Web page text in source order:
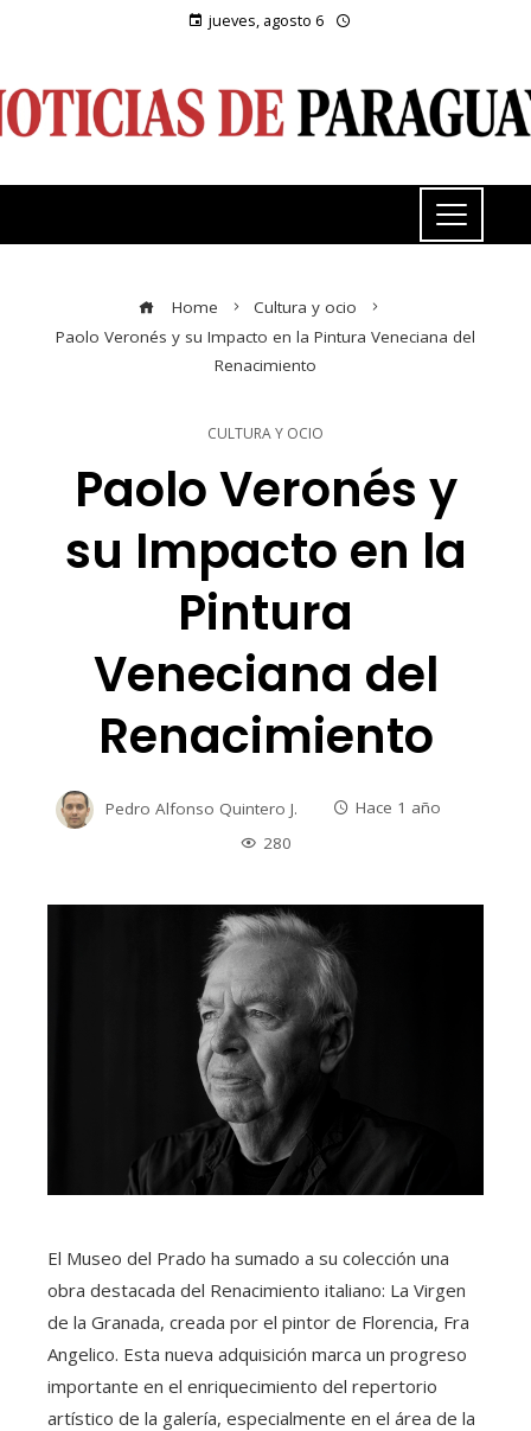
jueves, agosto 6
Home
Cultura y ocio
Paolo Veronés y su Impacto en la Pintura Veneciana del
Renacimiento
CULTURA Y OCIO
Paolo Veronés y
su Impacto en la
Pintura
Veneciana del
Renacimiento
Pedro Alfonso Quintero J.
Hace 1 año
280
El Museo del Prado ha sumado a su colección una
obra destacada del Renacimiento italiano: La Virgen
de la Granada, creada por el pintor de Florencia, Fra
Angelico. Esta nueva adquisición marca un progreso
importante en el enriquecimiento del repertorio
artístico de la galería, especialmente en el área de la